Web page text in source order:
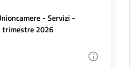
- Servizi -
trimestre 2026